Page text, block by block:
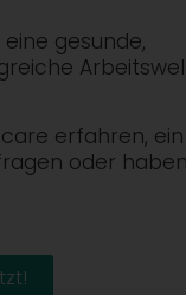
gesunde,
erfahren, ein
oder